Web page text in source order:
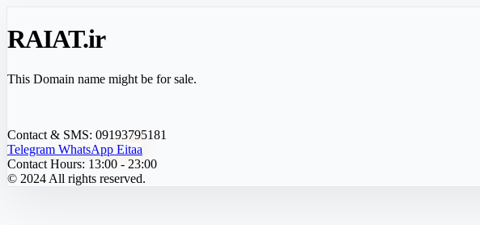
RAIAT.ir
This Domain name might be for sale.
Contact & SMS: 09193795181
Telegram WhatsApp Eitaa
Contact Hours: 13:00 - 23:00
© 2024 All rights reserved.